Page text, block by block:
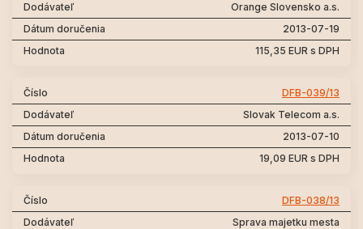
Orange Slovensko a.s.
2013-07-19
115,35 EUR s DPH
DFB-039/13
Slovak Telecom a.s.
2013-07-10
19,09 EUR s DPH
DFB-038/13
Sprava majetku mesta